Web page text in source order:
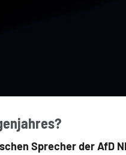
Sprecher der AfD